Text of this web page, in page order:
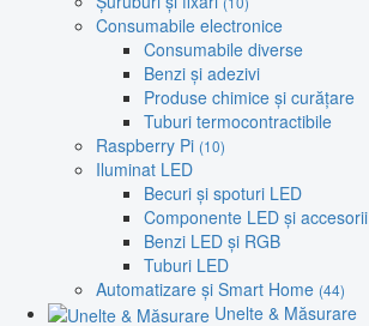
Consumabile electronice
Consumabile diverse
Benzi și adezivi
Produse chimice și curățare
Tuburi termocontractibile
Raspberry Pi (10)
Iluminat LED
Becuri și spoturi LED
Componente LED și accesorii
Benzi LED și RGB
Tuburi LED
Automatizare și Smart Home (44)
Unelte & Măsurare